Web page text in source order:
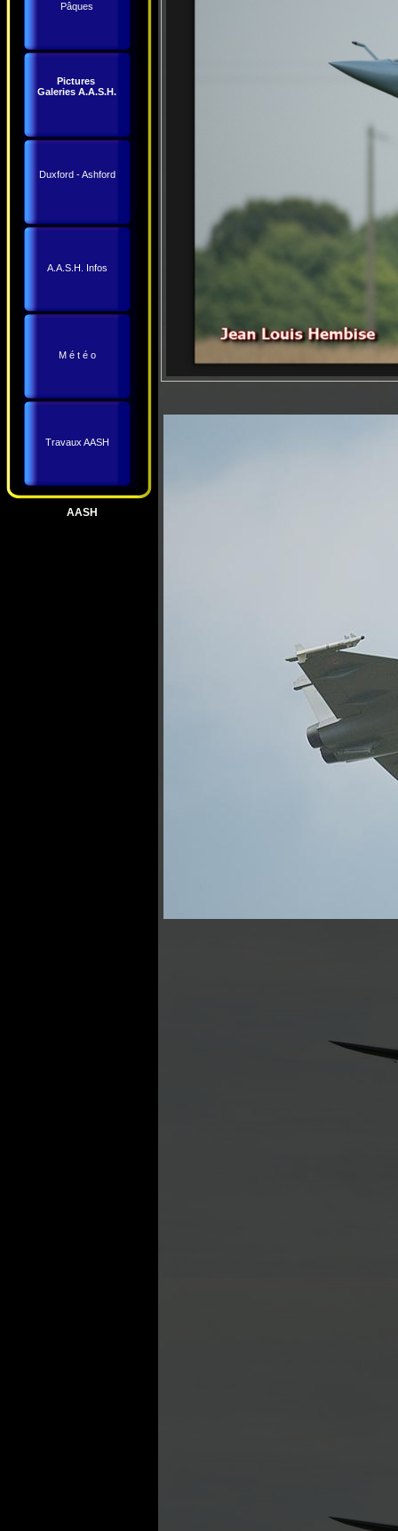
Pâques
Pictures
Galeries A.A.S.H.
Duxford - Ashford
A.A.S.H. Infos
M é t é o
Travaux AASH
AASH